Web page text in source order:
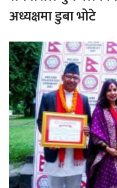
अध्यक्षमा डुबा भोटे